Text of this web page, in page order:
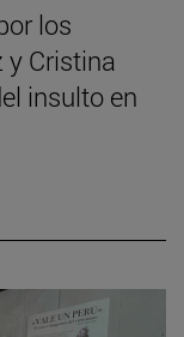
los
y Cristina
insulto en